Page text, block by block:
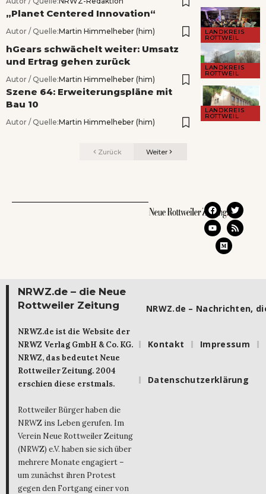
LANDKREIS
ROTTWEIL
„Planet Centered Innovation“
Autor / Quelle:Martin Himmelheber (him)
LANDKREIS
ROTTWEIL
hGears schwächelt weiter: Umsatz
und Ertrag gehen zurück
Autor / Quelle:Martin Himmelheber (him)
LANDKREIS
ROTTWEIL
Szene 64: Erweiterungspläne mit
Bau 10
Autor / Quelle:Martin Himmelheber (him)
Zurück Weiter
NRWZ.de – die Neue
Rottweiler Zeitung
NRWZ.de ist die Website der
NRWZ Verlag GmbH & Co. KG.
NRWZ, das bedeutet Neue
Rottweiler Zeitung. 2004
erschien diese erstmals.
Rottweiler Bürger haben die
NRWZ ins Leben gerufen. Im
Verein Neue Rottweiler Zeitung
(NRWZ) e.V. haben sie sich über
mehrere Monate engagiert –
um zunächst ihren Protest
gegen den Fortgang einer von
NRWZ.de – Nachrichten,
Kontakt Impressum
Datenschutzerklärung